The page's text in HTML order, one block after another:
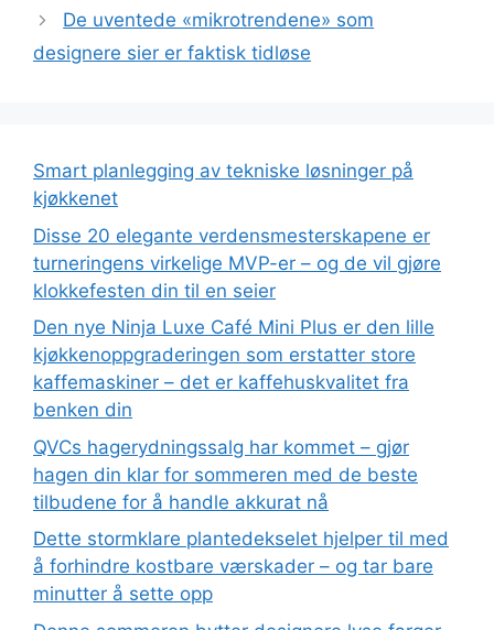
De uventede «mikrotrendene» som
designere sier er faktisk tidløse
Smart planlegging av tekniske løsninger på
kjøkkenet
Disse 20 elegante verdensmesterskapene er
turneringens virkelige MVP-er – og de vil gjøre
klokkefesten din til en seier
Den nye Ninja Luxe Café Mini Plus er den lille
kjøkkenoppgraderingen som erstatter store
kaffemaskiner – det er kaffehuskvalitet fra
benken din
QVCs hagerydningssalg har kommet – gjør
hagen din klar for sommeren med de beste
tilbudene for å handle akkurat nå
Dette stormklare plantedekselet hjelper til med
å forhindre kostbare værskader – og tar bare
minutter å sette opp